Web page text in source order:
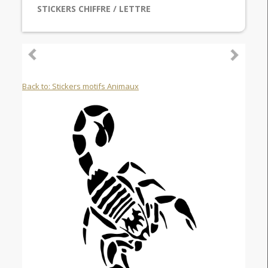
STICKERS CHIFFRE / LETTRE
Back to: Stickers motifs Animaux